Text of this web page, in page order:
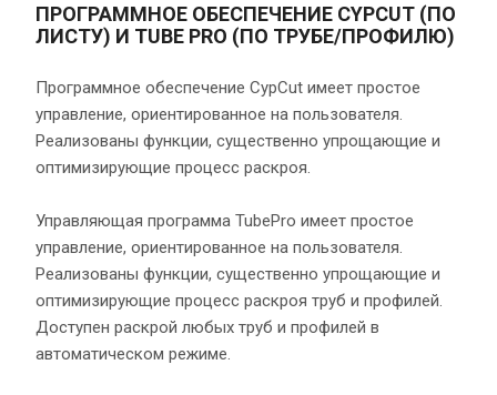
ПРОГРАММНОЕ ОБЕСПЕЧЕНИЕ CYPCUT (ПО
ЛИСТУ) И TUBE PRO (ПО ТРУБЕ/ПРОФИЛЮ)
Программное обеспечение CypCut имеет простое
управление, ориентированное на пользователя.
Реализованы функции, существенно упрощающие и
оптимизирующие процесс раскроя.
Управляющая программа TubePro имеет простое
управление, ориентированное на пользователя.
Реализованы функции, существенно упрощающие и
оптимизирующие процесс раскроя труб и профилей.
Доступен раскрой любых труб и профилей в
автоматическом режиме.